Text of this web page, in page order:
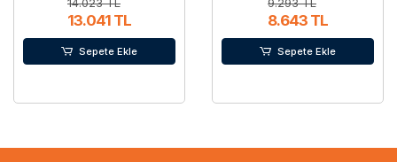
13.041 TL
Sepete Ekle
8.643 TL
Sepete Ekle